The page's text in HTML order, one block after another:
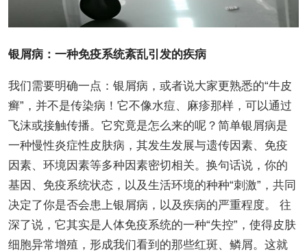
银屑病：一种免疫系统紊乱引发的疾病
我们需要明确一点：银屑病，或者说大家更熟悉的“牛皮
癣”，并不是传染病！它不像水痘、麻疹那样，可以通过
飞沫或接触传播。它究竟是怎么来的呢？简单银屑病是
一种慢性炎症性皮肤病，其发生发展与遗传因素、免疫
因素、环境因素等多种因素密切相关。换句话说，你的
基因、免疫系统状态，以及生活环境的种种“刺激”，共同
决定了你是否会患上银屑病，以及疾病的严重程度。 往
深了说，它其实是人体免疫系统的一种“失控”，使得皮肤
细胞异常增殖，形成我们看到的那些红斑、鳞屑。这就